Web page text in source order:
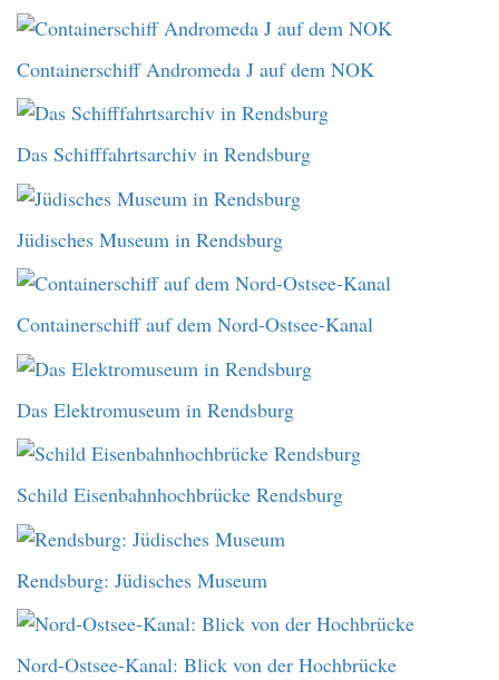
Containerschiff Andromeda J auf dem NOK
Das Schifffahrtsarchiv in Rendsburg
Jüdisches Museum in Rendsburg
Containerschiff auf dem Nord-Ostsee-Kanal
Das Elektromuseum in Rendsburg
Schild Eisenbahnhochbrücke Rendsburg
Rendsburg: Jüdisches Museum
Nord-Ostsee-Kanal: Blick von der Hochbrücke